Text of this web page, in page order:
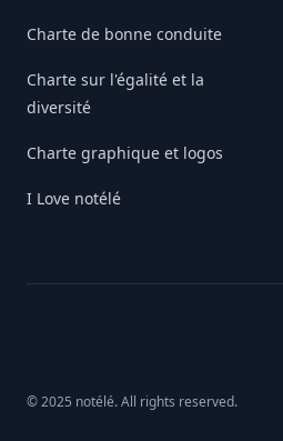
Charte de bonne conduite
Charte sur l'égalité et la
diversité
Charte graphique et logos
I Love notélé
© 2025 notélé. All rights reserved.